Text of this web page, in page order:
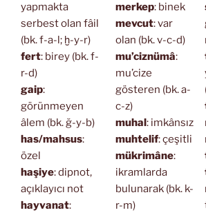
yapmakta
serbest olan fâil
(bk. f-a-l; ḫ-y-r)
fert: birey (bk. f-
r-d)
gaip:
görünmeyen
âlem (bk. ğ-y-b)
has/mahsus:
özel
haşiye: dipnot,
açıklayıcı not
hayvanat:
merkep: binek
mevcut: var
olan (bk. v-c-d)
mu’ciznümâ:
mu’cize
gösteren (bk. a-
c-z)
muhal : imkânsız
muhtelif: çeşitli
mükrimâne:
ikramlarda
bulunarak (bk. k-
r-m)